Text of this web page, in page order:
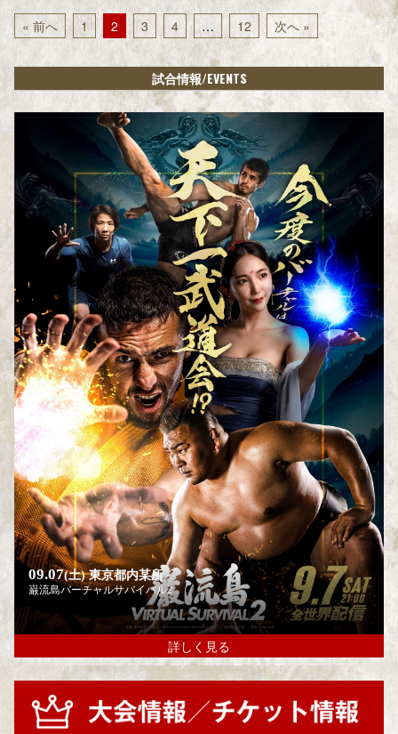
« 前へ
1 2 3 4 … 12 次へ »
試合情報/EVENTS
09.07(土)東京都内某所
巌流島バーチャルサバイバル2
詳しく見る